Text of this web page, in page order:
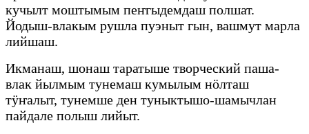
кучылт моштымым пеҥгыдемдаш полшат.
Йодыш-влакым рушла пуэныт гын, вашмут марла
лийшаш.
Икманаш, шонаш таратыше творческий паша-
влак йылмым тунемаш кумылым нӧлташ
тӱҥалыт, тунемше ден туныктышо-шамычлан
пайдале полыш лийыт.